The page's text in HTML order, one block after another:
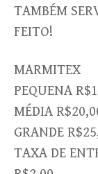
TAMBÉM
FEITO!
MARMITEX
PEQUENA
MÉDIA
GRANDE
TAXA DE